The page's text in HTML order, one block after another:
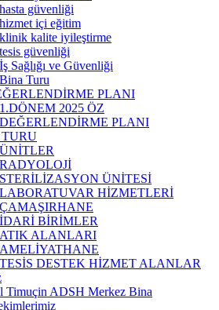
hasta güvenliği
hizmet içi eğitim
klinik kalite iyileştirme
tesis güvenliği
İş Sağlığı ve Güvenliği
Bina Turu
PLANI
1.DÖNEM 2025 ÖZ
DEĞERLENDİRME PLANI
ÜNİTLER
RADYOLOJİ
STERİLİZASYON ÜNİTESİ
LABORATUVAR HİZMETLERİ
ÇAMAŞIRHANE
İDARİ BİRİMLER
ATIK ALANLARI
AMELİYATHANE
TESİS DESTEK HİZMET ALANLAR
Timuçin ADSH Merkez Bina